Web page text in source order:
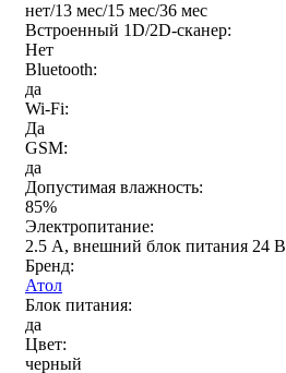
нет/13 мес/15 мес/36 мес
Встроенный 1D/2D-сканер:
Нет
Bluetooth:
да
Wi-Fi:
Да
GSM:
да
Допустимая влажность:
85%
Электропитание:
2.5 А, внешний блок питания 24 В
Бренд:
Атол
Блок питания:
да
Цвет:
черный